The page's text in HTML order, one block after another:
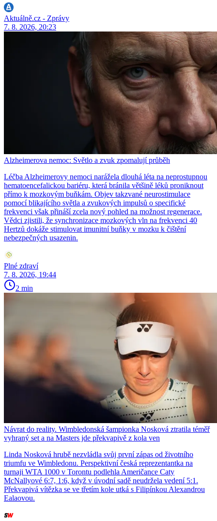
Aktuálně.cz - Zprávy
7. 8. 2026, 20:23
Alzheimerova nemoc: Světlo a zvuk zpomalují průběh
Léčba Alzheimerovy nemoci narážela dlouhá léta na neprostupnou
hematoencefalickou bariéru, která bránila většině léků proniknout
přímo k mozkovým buňkám. Objev takzvané neurostimulace
pomocí blikajícího světla a zvukových impulsů o specifické
frekvenci však přináší zcela nový pohled na možnost regenerace.
Vědci zjistili, že synchronizace mozkových vln na frekvenci 40
Hertzů dokáže stimulovat imunitní buňky v mozku k čištění
nebezpečných usazenin.
Plné zdraví
7. 8. 2026, 19:44
2 min
Návrat do reality. Wimbledonská šampionka Nosková ztratila téměř
vyhraný set a na Masters jde překvapivě z kola ven
Linda Nosková hrubě nezvládla svůj první zápas od životního
triumfu ve Wimbledonu. Perspektivní česká reprezentantka na
turnaji WTA 1000 v Torontu podlehla Američance Caty
McNallyové 6:7, 1:6, když v úvodní sadě neudržela vedení 5:1.
Překvapivá vítězka se ve třetím kole utká s Filipínkou Alexandrou
Ealaovou.